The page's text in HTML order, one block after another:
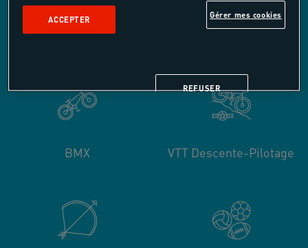
Trottinette Freestyle
BMX VTT Descente-Pilotage
Gérer mes cookies
REFUSER
ACCEPTER